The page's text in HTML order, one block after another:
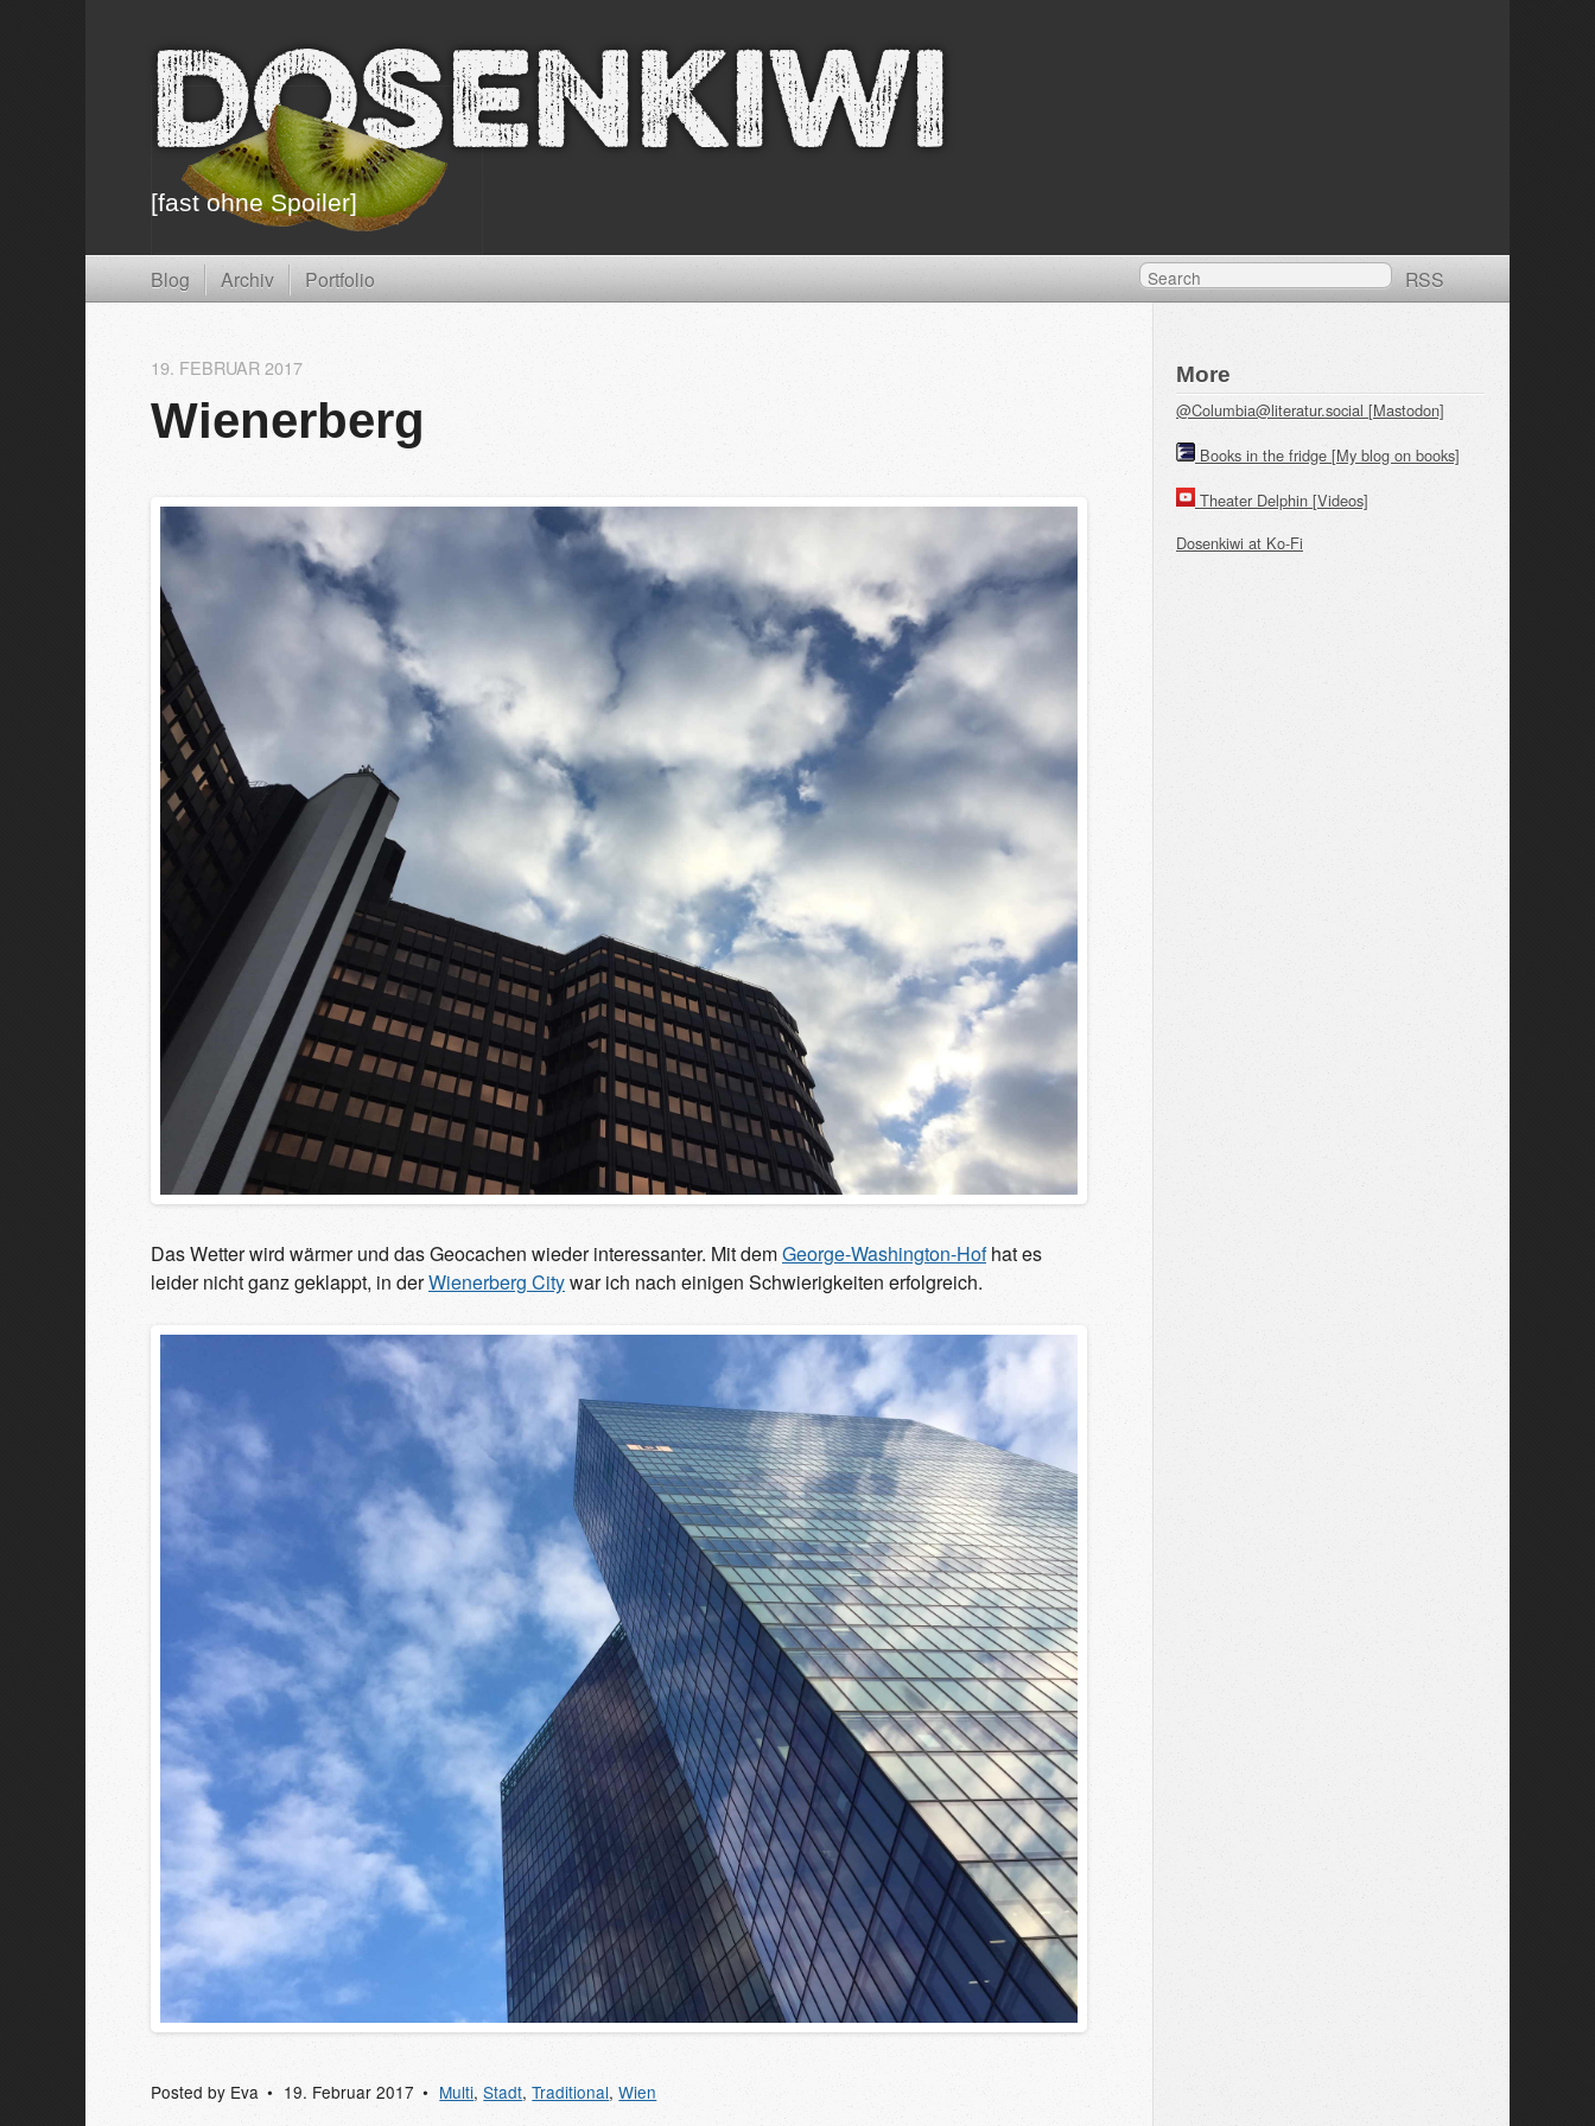
Dosenkiwi
[fast ohne Spoiler]
RSS
Blog Archiv Portfolio
Wienerberg
19. FEBRUAR 2017
Das Wetter wird wärmer und das Geocachen wieder interessanter. Mit demGeorge-Washington-Hofhat es
leider nicht ganz geklappt, in derWienerberg Citywar ich nach einigen Schwierigkeiten erfolgreich.
Posted by Eva 19. Februar 2017 Multi,Stadt,Traditional,Wien
More
@Columbia@literatur.social [Mastodon]
Books in the fridge [My blog on books]
Theater Delphin [Videos]
Dosenkiwi at Ko-Fi